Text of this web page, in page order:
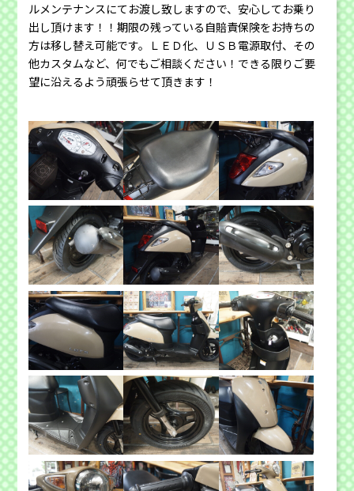
ルメンテナンスにてお渡し致しますので、安心してお乗り
出し頂けます！！期限の残っている自賠責保険をお持ちの
方は移し替え可能です。ＬＥＤ化、ＵＳＢ電源取付、その
他カスタムなど、何でもご相談ください！できる限りご要
望に沿えるよう頑張らせて頂きます！